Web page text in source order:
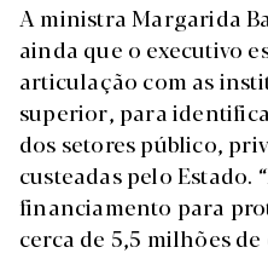
A ministra Margarida
ainda que o executivo
articulação com as
superior, para
dos setores público,
custeadas pelo Estado.
financiamento para
cerca de 5,5 milhões